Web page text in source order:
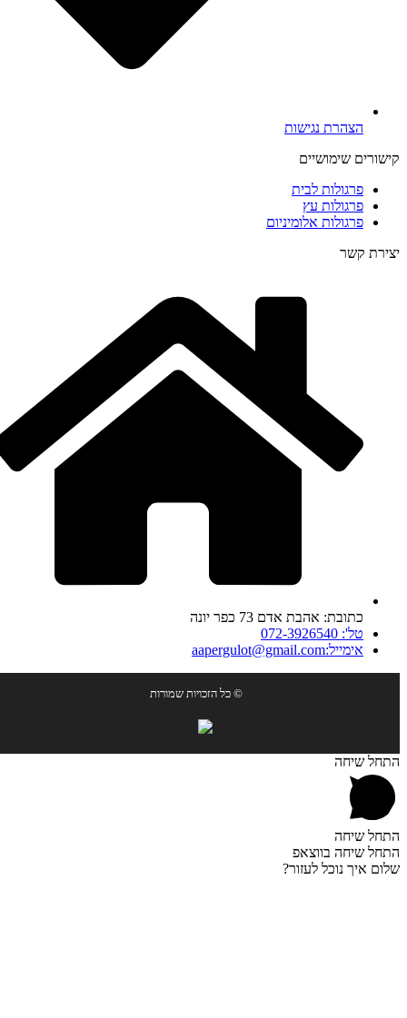
הצהרת נגישות
קישורים שימושיים
פרגולות לבית
פרגולות עץ
פרגולות אלומיניום
יצירת קשר
כתובת: אהבת אדם 73 כפר יונה
טל': 072-3926540
אימייל:aapergulot@gmail.com
© כל הזכויות שמורות
התחל שיחה
התחל שיחה
התחל שיחה בווצאפ
שלום איך נוכל לעזור?